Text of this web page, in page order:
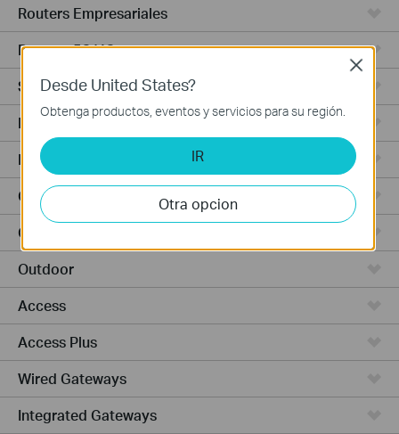
Routers Empresariales
Routers 5G/4G
Switches Smart
Punto de Acceso
Routers de Alta Potencia
Cámaras y seguridad
Ceiling Mount
Outdoor
Access
Access Plus
Wired Gateways
Integrated Gateways
Desde United States?
Obtenga productos, eventos y servicios para su región.
IR
Otra opcion
Close